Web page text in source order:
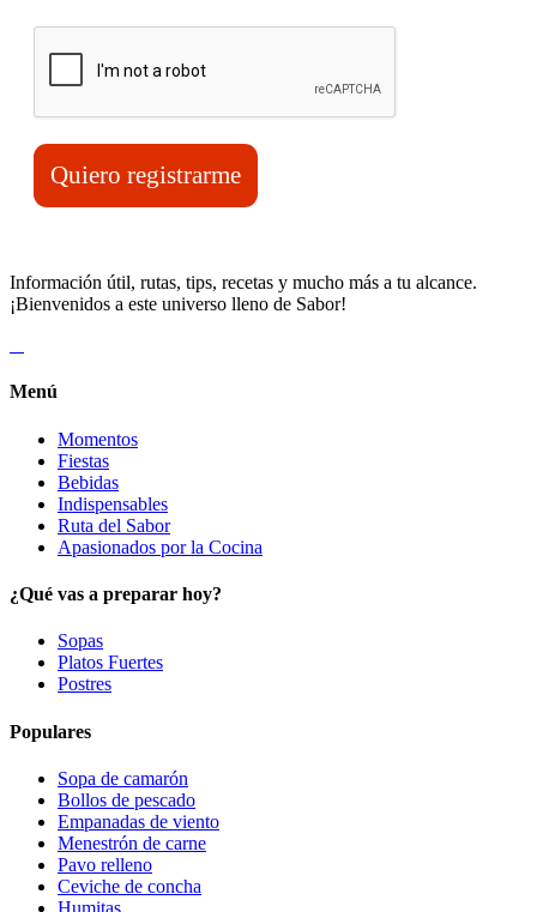
Quiero registrarme
Información útil, rutas, tips, recetas y mucho más a tu alcance.
¡Bienvenidos a este universo lleno de Sabor!
Menú
Momentos
Fiestas
Bebidas
Indispensables
Ruta del Sabor
Apasionados por la Cocina
¿Qué vas a preparar hoy?
Sopas
Platos Fuertes
Postres
Populares
Sopa de camarón
Bollos de pescado
Empanadas de viento
Menestrón de carne
Pavo relleno
Ceviche de concha
Humitas